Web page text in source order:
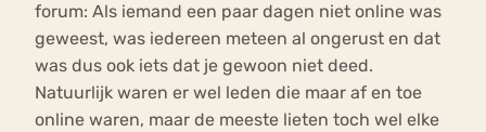
forum: Als iemand een paar dagen niet online was
geweest, was iedereen meteen al ongerust en dat
was dus ook iets dat je gewoon niet deed.
Natuurlijk waren er wel leden die maar af en toe
online waren, maar de meeste lieten toch wel elke